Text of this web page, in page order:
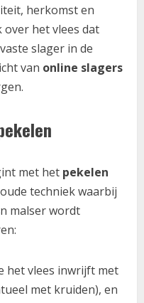
herkomst en
over het vlees dat
slager in de
van online slagers
met het pekelen
techniek waarbij
malser wordt
het vlees inwrijft met
met kruiden), en